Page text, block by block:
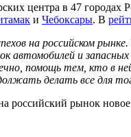
центра в 47 городах
и Чебоксары. В
на российском
автомобилей и
помощь тем, кто в
делать все для
российский рынок